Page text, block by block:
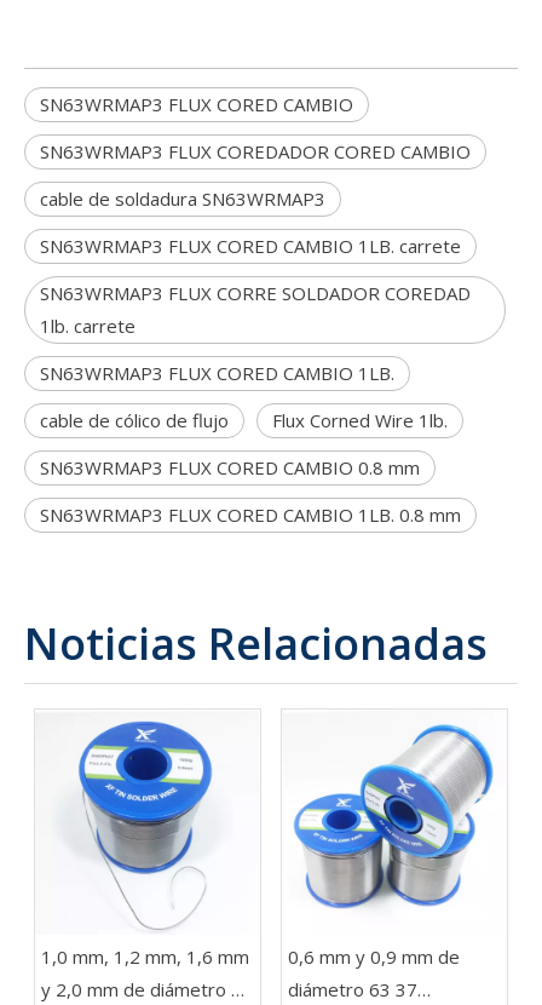
SN63WRMAP3 FLUX CORED CAMBIO
SN63WRMAP3 FLUX COREDADOR CORED CAMBIO
cable de soldadura SN63WRMAP3
SN63WRMAP3 FLUX CORED CAMBIO 1LB. carrete
SN63WRMAP3 FLUX CORRE SOLDADOR COREDAD
1lb. carrete
SN63WRMAP3 FLUX CORED CAMBIO 1LB.
cable de cólico de flujo
Flux Corned Wire 1lb.
SN63WRMAP3 FLUX CORED CAMBIO 0.8 mm
SN63WRMAP3 FLUX CORED CAMBIO 1LB. 0.8 mm
Noticias Relacionadas
1,0 mm, 1,2 mm, 1,6 mm
y 2,0 mm de diámetro 63
0,6 mm y 0,9 mm de
diámetro 63 37